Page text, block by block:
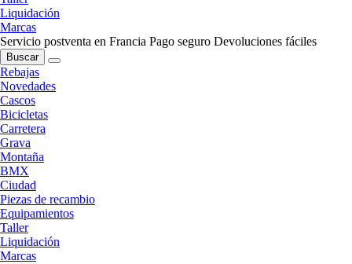
Liquidación
Marcas
Servicio postventa en Francia Pago seguro Devoluciones fáciles
Buscar
Rebajas
Novedades
Cascos
Bicicletas
Carretera
Grava
Montaña
BMX
Ciudad
Piezas de recambio
Equipamientos
Taller
Liquidación
Marcas